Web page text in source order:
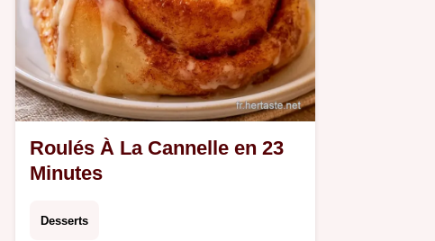
Roulés À La Cannelle en 23
Minutes
Desserts